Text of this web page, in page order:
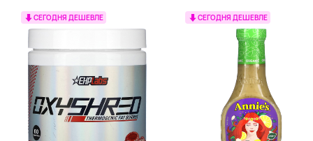
СЕГОДНЯ ДЕШЕВЛЕ СЕГОДНЯ ДЕШЕВЛЕ